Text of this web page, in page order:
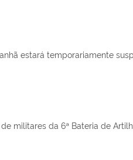
estará temporariamente
militares da 6ª Bateria de